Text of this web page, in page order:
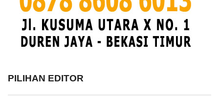
PILIHAN EDITOR